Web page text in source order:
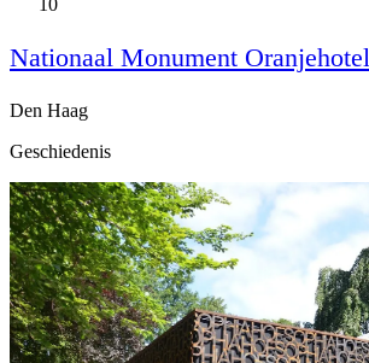
Nationaal Monument Oranjehotel
Den Haag
Geschiedenis